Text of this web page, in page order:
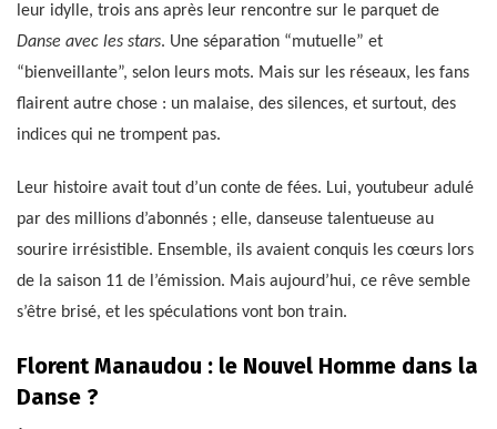
leur idylle, trois ans après leur rencontre sur le parquet de
Danse avec les stars. Une séparation “mutuelle” et
“bienveillante”, selon leurs mots. Mais sur les réseaux, les fans
flairent autre chose : un malaise, des silences, et surtout, des
indices qui ne trompent pas.
Leur histoire avait tout d’un conte de fées. Lui, youtubeur adulé
par des millions d’abonnés ; elle, danseuse talentueuse au
sourire irrésistible. Ensemble, ils avaient conquis les cœurs lors
de la saison 11 de l’émission. Mais aujourd’hui, ce rêve semble
s’être brisé, et les spéculations vont bon train.
Florent Manaudou : le Nouvel Homme dans la
Danse ?